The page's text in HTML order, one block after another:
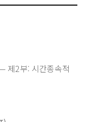
제2부: 시간종속적